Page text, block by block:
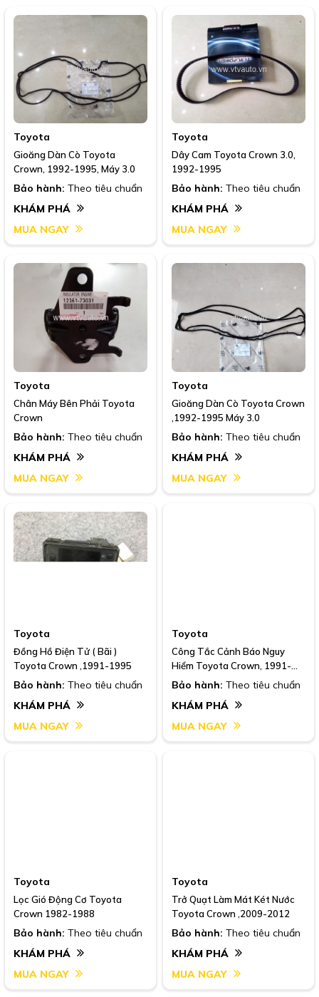
Toyota
Gioăng Dàn Cò Toyota
Crown, 1992-1995, Máy 3.0
Bảo hành: Theo tiêu chuẩn
KHÁM PHÁ
MUA NGAY
Toyota
Dây Cam Toyota Crown 3.0,
1992-1995
Bảo hành: Theo tiêu chuẩn
KHÁM PHÁ
MUA NGAY
Toyota
Chân Máy Bên Phải Toyota
Crown
Bảo hành: Theo tiêu chuẩn
KHÁM PHÁ
MUA NGAY
Toyota
Gioăng Dàn Cò Toyota Crown
,1992-1995 Máy 3.0
Bảo hành: Theo tiêu chuẩn
KHÁM PHÁ
MUA NGAY
Toyota
Đồng Hồ Điện Tử ( Bãi )
Toyota Crown ,1991-1995
Bảo hành: Theo tiêu chuẩn
KHÁM PHÁ
MUA NGAY
Toyota
Công Tắc Cảnh Báo Nguy
Hiểm Toyota Crown, 1991-
1995
Bảo hành: Theo tiêu chuẩn
KHÁM PHÁ
MUA NGAY
Toyota
Lọc Gió Động Cơ Toyota
Crown 1982-1988
Bảo hành: Theo tiêu chuẩn
KHÁM PHÁ
MUA NGAY
Toyota
Trở Quạt Làm Mát Két Nước
Toyota Crown ,2009-2012
Bảo hành: Theo tiêu chuẩn
KHÁM PHÁ
MUA NGAY